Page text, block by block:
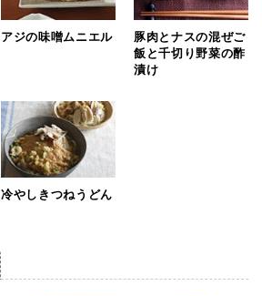
アジの味噌ムニエル
豚肉とナスの混ぜご
飯と千切り野菜の酢
漬け
冷やしきつねうどん